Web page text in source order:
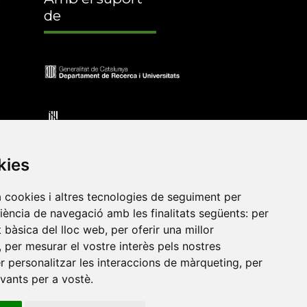
i altres tecnologies de seguiment per
de navegació amb les finalitats següents: per
del lloc web, per oferir una millor
, per mesurar el vostre interès pels nostres
personalitzar les interaccions de màrqueting, per
per a vostè.
de
Universitat de Barcelona•Universitat CEU Cardenal
Jaume I•Universitat de Lleida•Universitat Miguel
de Catalunya•Universitat Politècnica de València•
de València•Universitat de Vic - Universitat Central de